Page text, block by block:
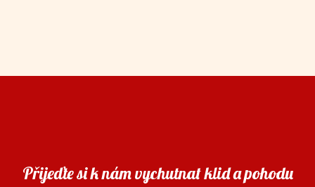
Přijeďte si k nám vychutnat klid a pohodu